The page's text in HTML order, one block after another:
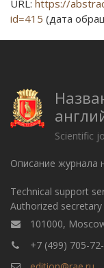
URL: https://
id=415 (дата
Scientific
Описание журнала
Technical support
Authorized
101000,
+7 (499) 705-